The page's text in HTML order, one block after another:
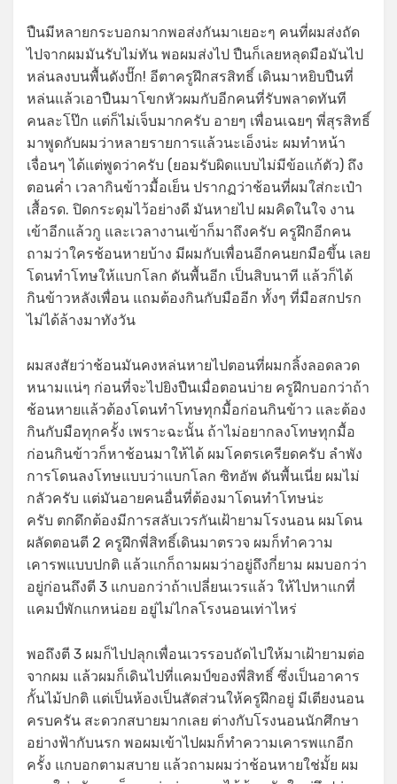
ปืนมีหลายกระบอกมากพอส่งกันมาเยอะๆ คนที่ผมส่งถัด
ไปจากผมมันรับไม่ทัน พอผมส่งไป ปืนก็เลยหลุดมือมันไป
หล่นลงบนพื้นดังปั๊ก! อีตาครูฝึกสรสิทธิ์ เดินมาหยิบปืนที่
หล่นแล้วเอาปืนมาโขกหัวผมกับอีกคนที่รับพลาดทันที
คนละโป๊ก แต่ก็ไม่เจ็บมากครับ อายๆ เพื่อนเฉยๆ พี่สุรสิทธิ์
มาพูดกับผมว่าหลายรายการแล้วนะเอ็งน่ะ ผมทำหน้า
เจื่อนๆ ได้แต่พูดว่าครับ (ยอมรับผิดแบบไม่มีข้อแก้ตัว) ถึง
ตอนค่ำ เวลากินข้าวมื้อเย็น ปรากฏว่าช้อนที่ผมใส่กะเป๋า
เสื้อรด. ปิดกระดุมไว้อย่างดี มันหายไป ผมคิดในใจ งาน
เข้าอีกแล้วกู และเวลางานเข้าก็มาถึงครับ ครูฝึกอีกคน
ถามว่าใครช้อนหายบ้าง มีผมกับเพื่อนอีกคนยกมือขึ้น เลย
โดนทำโทษให้แบกโลก ดันพื้นอีก เป็นสิบนาที แล้วก็ได้
กินข้าวหลังเพื่อน แถมต้องกินกับมืออีก ทั้งๆ ที่มือสกปรก
ไม่ได้ล้างมาทังวัน
ผมสงสัยว่าช้อนมันคงหล่นหายไปตอนที่ผมกลิ้งลอดลวด
หนามแน่ๆ ก่อนที่จะไปยิงปืนเมื่อตอนบ่าย ครูฝึกบอกว่าถ้า
ช้อนหายแล้วต้องโดนทำโทษทุกมื้อก่อนกินข้าว และต้อง
กินกับมือทุกครั้ง เพราะฉะนั้น ถ้าไม่อยากลงโทษทุกมื้อ
ก่อนกินข้าวก็หาช้อนมาให้ได้ ผมโคตรเครียดครับ ลำพัง
การโดนลงโทษแบบว่าแบกโลก ซิทอัพ ดันพื้นเนี่ย ผมไม่
กลัวครับ แต่มันอายคนอื่นที่ต้องมาโดนทำโทษน่ะ
ครับ ตกดึกต้องมีการสลับเวรกันเฝ้ายามโรงนอน ผมโดน
ผลัดตอนตี 2 ครูฝึกพี่สิทธิ์เดินมาตรวจ ผมก็ทำความ
เคารพแบบปกติ แล้วแกก็ถามผมว่าอยู่ถึงกี่ยาม ผมบอกว่า
อยู่ก่อนถึงตี 3 แกบอกว่าถ้าเปลี่ยนเวรแล้ว ให้ไปหาแกที่
แคมป์พักแกหน่อย อยู่ไม่ไกลโรงนอนเท่าไหร่
พอถึงตี 3 ผมก็ไปปลุกเพื่อนเวรรอบถัดไปให้มาเฝ้ายามต่อ
จากผม แล้วผมก็เดินไปที่แคมป์ของพี่สิทธิ์ ซึ่งเป็นอาคาร
กั้นไม้ปกติ แต่เป็นห้องเป็นสัดส่วนให้ครูฝึกอยู่ มีเตียงนอน
ครบครัน สะดวกสบายมากเลย ต่างกับโรงนอนนักศึกษา
อย่างฟ้ากับนรก พอผมเข้าไปผมก็ทำความเคารพแกอีก
ครั้ง แกบอกตามสบาย แล้วถามผมว่าช้อนหายใช่มั้ย ผม